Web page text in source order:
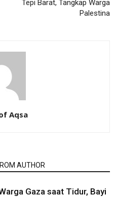
Tepi Barat, Tangkap Warga
Palestina
Aqsa
AUTHOR
Gaza saat Tidur, Bayi